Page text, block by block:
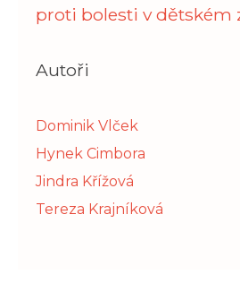
proti bolesti v dětském
Autoři
Dominik Vlček
Hynek Cimbora
Jindra Křížová
Tereza Krajníková